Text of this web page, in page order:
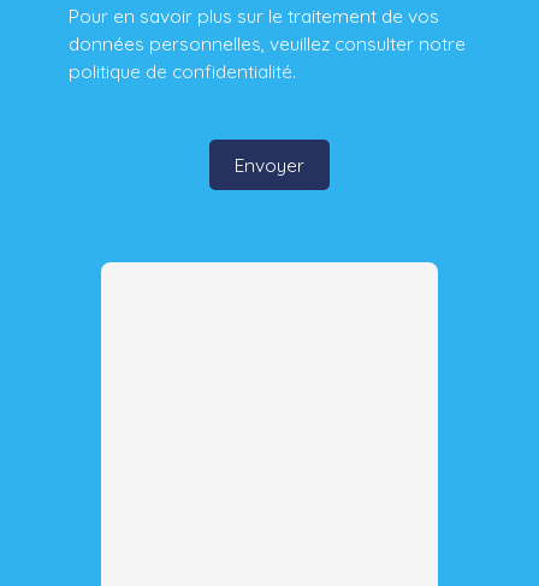
Pour en savoir plus sur le traitement de vos
données personnelles, veuillez consulter notre
politique de confidentialité.
Envoyer